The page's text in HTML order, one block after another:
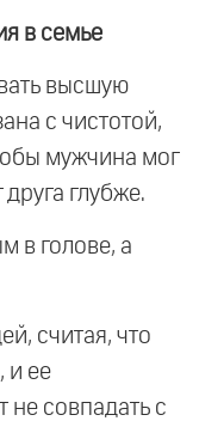
в семье
высшую
с чистотой,
мужчина мог
глубже.
в голове, а
считая, что
и ее
не совпадать с